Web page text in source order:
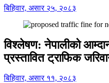
बिहिवार, असार २५, २०८३
विश्लेषण: नेपालीको
प्रस्तावित ट्राफिक
बिहिवार, असार ११, २०८३